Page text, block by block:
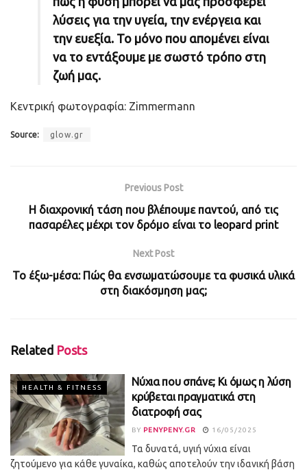
λύσεις για την υγεία, την ενέργεια και
την ευεξία. Το μόνο που απομένει είναι
να το εντάξουμε με σωστό τρόπο στη
ζωή μας.
Κεντρική φωτογραφία: Zimmermann
Source: glow.gr
Previous Post
Η διαχρονική τάση που βλέπουμε παντού, από τις
πασαρέλες μέχρι τον δρόμο είναι το leopard print
Next Post
Το έξω-μέσα: Πώς θα ενσωματώσουμε τα φυσικά υλικά
στη διακόσμηση μας;
Related Posts
HEALTH & FITNESS
Νύχια που σπάνε; Κι όμως η λύση
κρύβεται πραγματικά στη
διατροφή σας
BY PENYPENY.GR 16/05/2025
Τα δυνατά, υγιή νύχια είναι
ζητούμενο για κάθε γυναίκα, καθώς αποτελούν την ιδανική βάση